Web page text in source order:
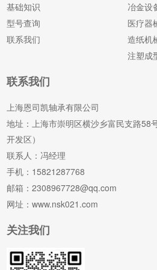
基础知识
型号查询
联系我们
冶金设
医疗器
造纸机
注塑成
联系我们
上海恩司凯轴承有限公司
地址：上海市崇明区横沙乡富民支路58
开发区）
联系人：冯经理
手机：15821287768
邮箱：2308967728@qq.com
网址：www.nsk021.com
关注我们